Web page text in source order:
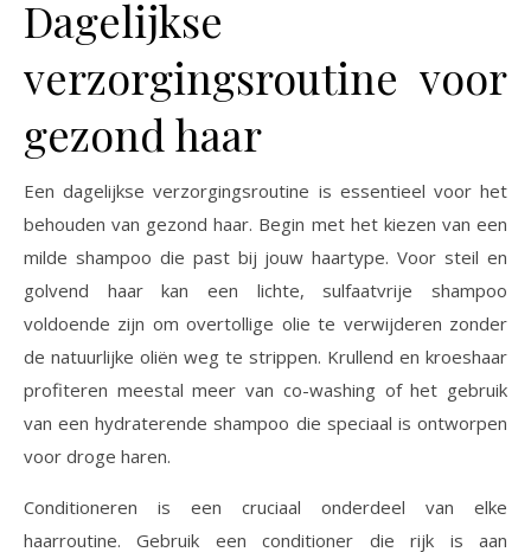
Dagelijkse
verzorgingsroutine voor
gezond haar
Een dagelijkse verzorgingsroutine is essentieel voor het
behouden van gezond haar. Begin met het kiezen van een
milde shampoo die past bij jouw haartype. Voor steil en
golvend haar kan een lichte, sulfaatvrije shampoo
voldoende zijn om overtollige olie te verwijderen zonder
de natuurlijke oliën weg te strippen. Krullend en kroeshaar
profiteren meestal meer van co-washing of het gebruik
van een hydraterende shampoo die speciaal is ontworpen
voor droge haren.
Conditioneren is een cruciaal onderdeel van elke
haarroutine. Gebruik een conditioner die rijk is aan